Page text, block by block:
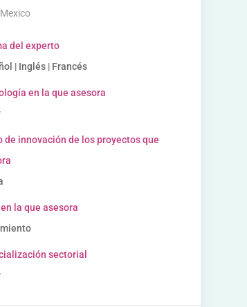
Mexico
del experto
| Inglés | Francés
en la que asesora
de innovación de los proyectos que
la que asesora
sectorial